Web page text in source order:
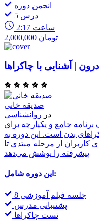
انجمن دوره
5 درس
2:17 ساعت
2,000,000 تومان
| آشنایی با چاکراها
صدیقه خانی
در روانشناسی
جامع و یکپارچه برای
بدن است. این دوره به
از مرحله مبتدی تا
پیشرفته را پوشش می‌دهد
این دوره شامل:
8 جلسه فیلم آموزشی
پشتیبانی مدرس
تست چاکراها